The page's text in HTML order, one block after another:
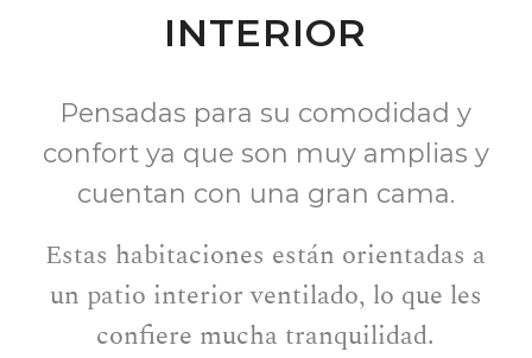
INTERIOR
Pensadas para su comodidad y
confort ya que son muy amplias y
cuentan con una gran cama.
Estas habitaciones están orientadas a
un patio interior ventilado, lo que les
confiere mucha tranquilidad.